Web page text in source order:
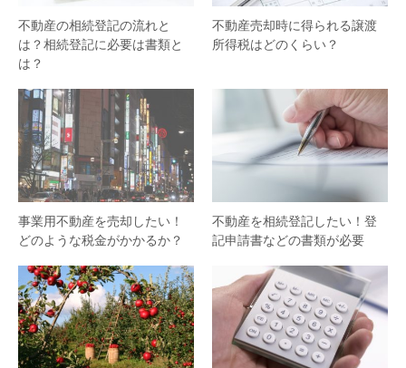
不動産の相続登記の流れと
は？相続登記に必要は書類と
は？
不動産売却時に得られる譲渡
所得税はどのくらい？
事業用不動産を売却したい！
どのような税金がかかるか？
不動産を相続登記したい！登
記申請書などの書類が必要